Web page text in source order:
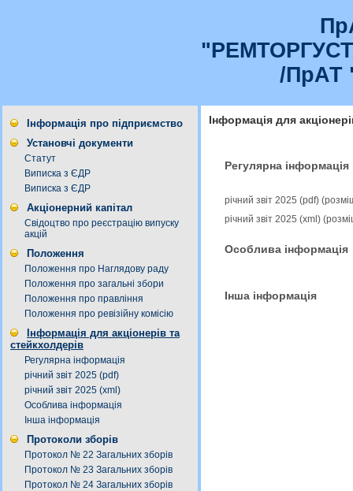
/ПрАТ
Інформація про підприємство
Установчі документи
Статут
Виписка з ЄДР
Виписка з ЄДР
Акціонерний капітал
Свідоцтво про реєстрацію випуску
акцій
Положення
Положення про Наглядову раду
Положення про загальні збори
Положення про правління
Положення про ревізійну комісію
Інформація для акціонерів та
стейкхолдерів
Регулярна інформація
річний звіт 2025 (pdf)
річний звіт 2025 (xml)
Особлива інформація
Інша інформація
Протоколи зборів
Протокол № 22 Загальних зборів
Протокол № 23 Загальних зборів
Протокол № 24 Загальних зборів
Інформація для
Регулярна інформація
річний звіт 2025 (pdf)
річний звіт 2025 (xml)
Особлива інформація
Інша інформація